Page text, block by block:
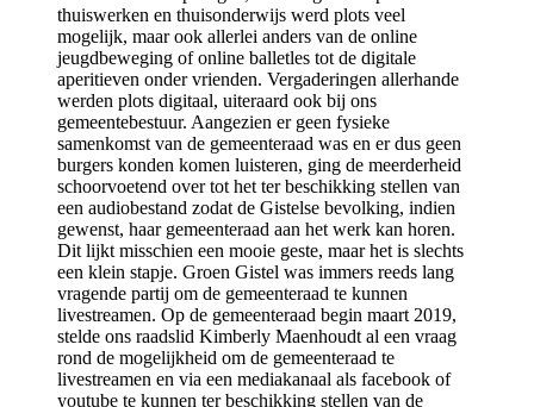
thuiswerken en thuisonderwijs werd plots veel
mogelijk, maar ook allerlei anders van de online
jeugdbeweging of online balletles tot de digitale
aperitieven onder vrienden. Vergaderingen allerhande
werden plots digitaal, uiteraard ook bij ons
gemeentebestuur. Aangezien er geen fysieke
samenkomst van de gemeenteraad was en er dus geen
burgers konden komen luisteren, ging de meerderheid
schoorvoetend over tot het ter beschikking stellen van
een audiobestand zodat de Gistelse bevolking, indien
gewenst, haar gemeenteraad aan het werk kan horen.
Dit lijkt misschien een mooie geste, maar het is slechts
een klein stapje. Groen Gistel was immers reeds lang
vragende partij om de gemeenteraad te kunnen
livestreamen. Op de gemeenteraad begin maart 2019,
stelde ons raadslid Kimberly Maenhoudt al een vraag
rond de mogelijkheid om de gemeenteraad te
livestreamen en via een mediakanaal als facebook of
youtube te kunnen ter beschikking stellen van de